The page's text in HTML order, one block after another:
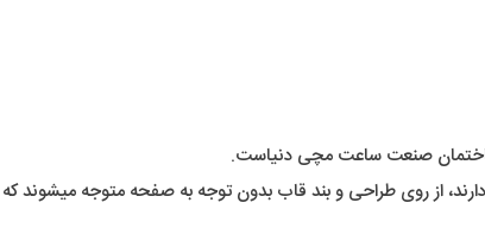
ساختمان صنعت ساعت مچی دنیاست.
دارند، از روی طراحی و بند قاب بدون توجه به صفحه متوجه